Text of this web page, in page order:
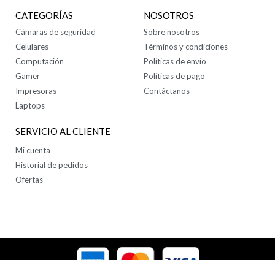
CATEGORÍAS
Cámaras de seguridad
Celulares
Computación
Gamer
Impresoras
Laptops
NOSOTROS
Sobre nosotros
Términos y condiciones
Políticas de envío
Políticas de pago
Contáctanos
SERVICIO AL CLIENTE
Mi cuenta
Historial de pedidos
Ofertas